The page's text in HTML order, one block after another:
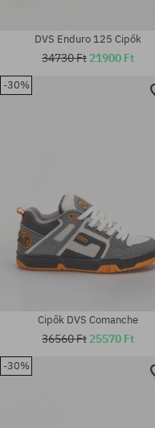
Elérhető méretek:
36.5; 37; 38; 39; 40; 40.5; 41;
DVS Enduro 125 Cipők
34730 Ft 21900 Ft
-30%
Cipők DVS Comanche
36560 Ft 25570 Ft
-30%